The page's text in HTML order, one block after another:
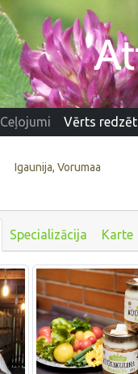
Ceļojumi Vērts redzēt
Igaunija, Vorumaa
Specializācija Karte